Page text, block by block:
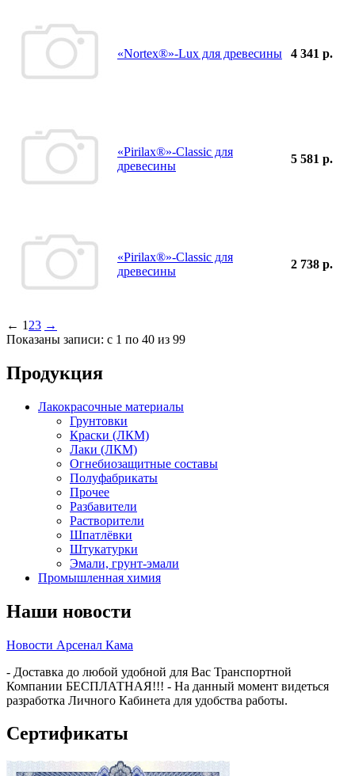
«Nortex®»-Lux для древесины 4 341 р.
«Pirilax®»-Classic для
древесины
5 581 р.
«Pirilax®»-Classic для
древесины
2 738 р.
← 1 23 →
Показаны записи: с 1 по 40 из 99
Продукция
Лакокрасочные материалы
Грунтовки
Краски (ЛКМ)
Лаки (ЛКМ)
Огнебиозащитные составы
Полуфабрикаты
Прочее
Разбавители
Растворители
Шпатлёвки
Штукатурки
Эмали, грунт-эмали
Промышленная химия
Наши новости
Новости Арсенал Кама
- Доставка до любой удобной для Вас Транспортной
Компании БЕСПЛАТНАЯ!!! - На данный момент видеться
разработка Личного Кабинета для удобства работы.
Сертификаты